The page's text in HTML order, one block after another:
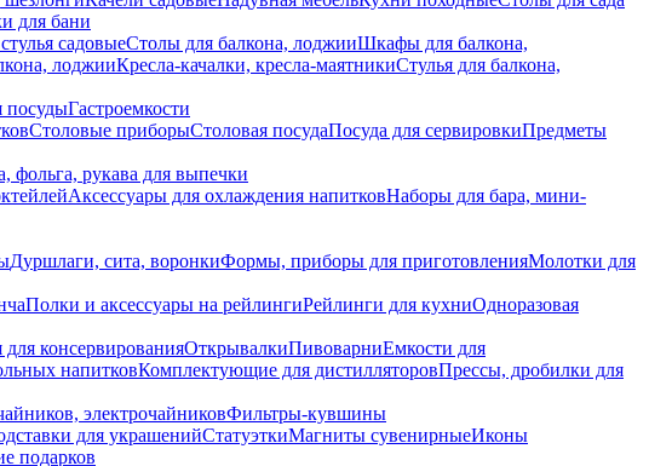
для бани
садовыеСтолы для балкона, лоджииШкафы для балкона,
лоджииКресла-качалки, кресла-маятникиСтулья для балкона,
посудыГастроемкости
Столовые приборыСтоловая посудаПосуда для сервировкиПредметы
фольга, рукава для выпечки
Аксессуары для охлаждения напитковНаборы для бара, мини-
Дуршлаги, сита, воронкиФормы, приборы для приготовленияМолотки для
Полки и аксессуары на рейлингиРейлинги для кухниОдноразовая
консервированияОткрывалкиПивоварниЕмкости для
напитковКомплектующие для дистилляторовПрессы, дробилки для
электрочайниковФильтры-кувшины
для украшенийСтатуэткиМагниты сувенирныеИконы
подарков